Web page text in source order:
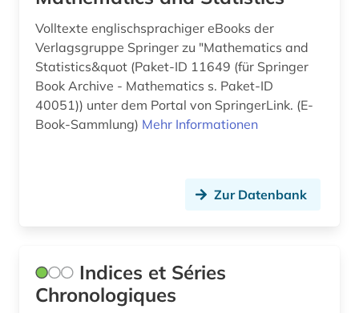
entwicklung (7)
entwicklungshilfe (1)
entwicklungsländer (5)
entwicklungspolitik (1)
ernährung (1)
Volltexte englischsprachiger eBooks der
Verlagsgruppe Springer zu "Mathematics and
Statistics&quot (Paket-ID 11649 (für Springer
Book Archive - Mathematics s. Paket-ID
40051)) unter dem Portal von SpringerLink. (E-
Book-Sammlung) Mehr Informationen
Zur Datenbank
Indices et Séries
Chronologiques